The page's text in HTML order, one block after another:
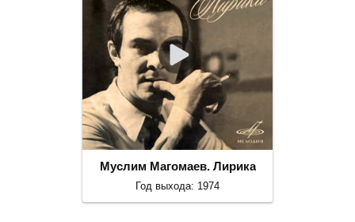
Муслим Магомаев. Лирика
Год выхода: 1974